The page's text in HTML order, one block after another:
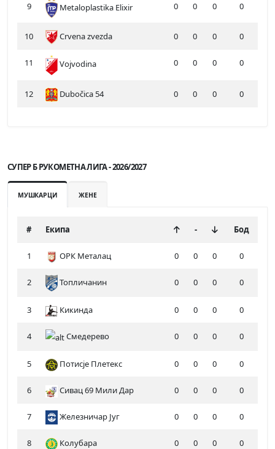
9 Metaloplastika Elixir 0 0 0 0
10 Crvena zvezda 0 0 0 0
11 Vojvodina 0 0 0 0
12 Dubočica 54 0 0 0 0
СУПЕР Б РУКОМЕТНА ЛИГА - 2026/2027
МУШКАРЦИ ЖЕНЕ
# Екипа - Бод
1 ОРК Металац 0 0 0 0
2 Топличанин 0 0 0 0
3 Кикинда 0 0 0 0
4 Смедерево 0 0 0 0
5 Потисје Плетекс 0 0 0 0
6 Сивац 69 Мили Дар 0 0 0 0
7 Железничар Југ 0 0 0 0
8 Колубара 0 0 0 0